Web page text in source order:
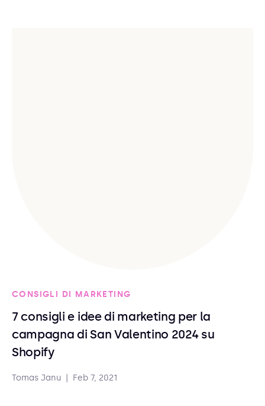
CONSIGLI DI MARKETING
7 consigli e idee di marketing per la
campagna di San Valentino 2024 su
Shopify
Tomas Janu Feb 7, 2021